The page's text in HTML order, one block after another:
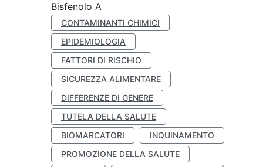
Bisfenolo A
CONTAMINANTI CHIMICI
EPIDEMIOLOGIA
FATTORI DI RISCHIO
SICUREZZA ALIMENTARE
DIFFERENZE DI GENERE
TUTELA DELLA SALUTE
BIOMARCATORI
INQUINAMENTO
PROMOZIONE DELLA SALUTE